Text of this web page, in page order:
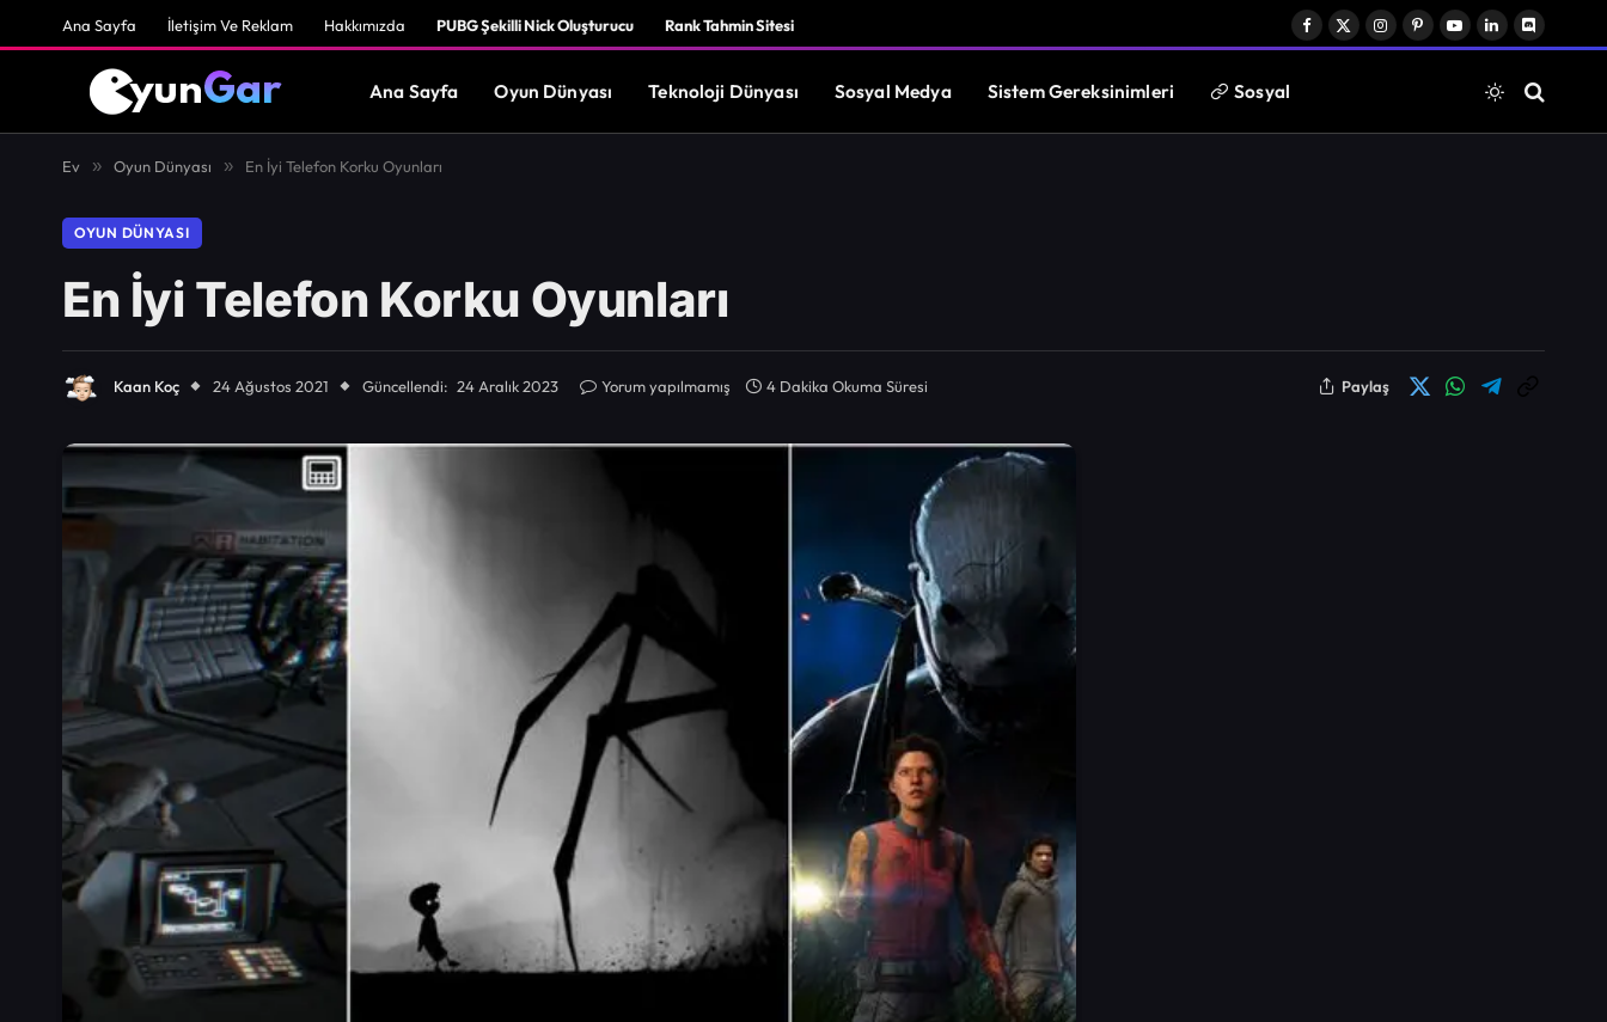
Ana Sayfa İletişim Ve Reklam Hakkımızda PUBG Şekilli Nick Oluşturucu Rank Tahmin Sitesi
Facebook
X
Instagram
PinterestYouTube
LinkedInDiscord
Ana Sayfa Oyun Dünyası Teknoloji Dünyası Sosyal Medya Sistem Gereksinimleri Sosyal
Ev » Oyun Dünyası » En İyi Telefon Korku Oyunları
OYUN DÜNYASI
En İyi Telefon Korku Oyunları
Kaan Koç 24 Ağustos 2021 Güncellendi: 24 Aralık 2023 Yorum yapılmamış 4 Dakika Okuma Süresi Paylaş